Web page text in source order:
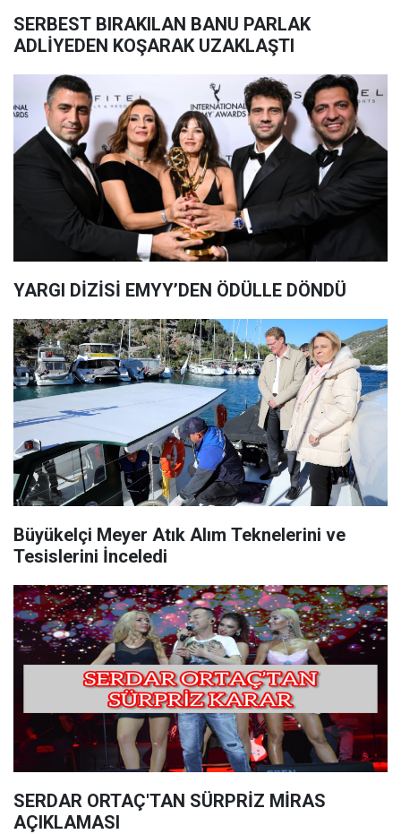
SERBEST BIRAKILAN BANU PARLAK
ADLİYEDEN KOŞARAK UZAKLAŞTI
YARGI DİZİSİ EMYY’DEN ÖDÜLLE DÖNDÜ
Büyükelçi Meyer Atık Alım Teknelerini ve
Tesislerini İnceledi
SERDAR ORTAÇ'TAN SÜRPRİZ MİRAS
AÇIKLAMASI